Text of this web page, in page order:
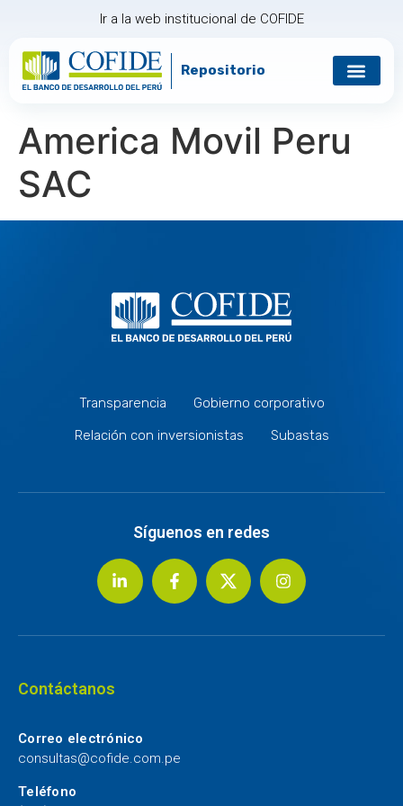
Ir a la web institucional de COFIDE
Repositorio
America Movil Peru
SAC
Transparencia
Gobierno corporativo
Relación con inversionistas
Subastas
Síguenos en redes
Contáctanos
Correo electrónico
consultas@cofide.com.pe
Teléfono